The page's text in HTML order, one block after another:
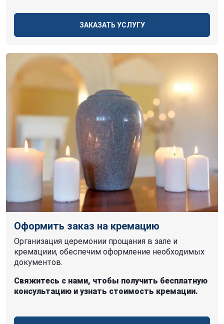
ЗАКАЗАТЬ УСЛУГУ
Оформить заказ на кремацию
Организация церемонии прощания в зале и
кремациии, обеспечим оформление необходимых
документов.
Свяжитесь с нами, чтобы получить бесплатную
консультацию и узнать стоимость кремации.